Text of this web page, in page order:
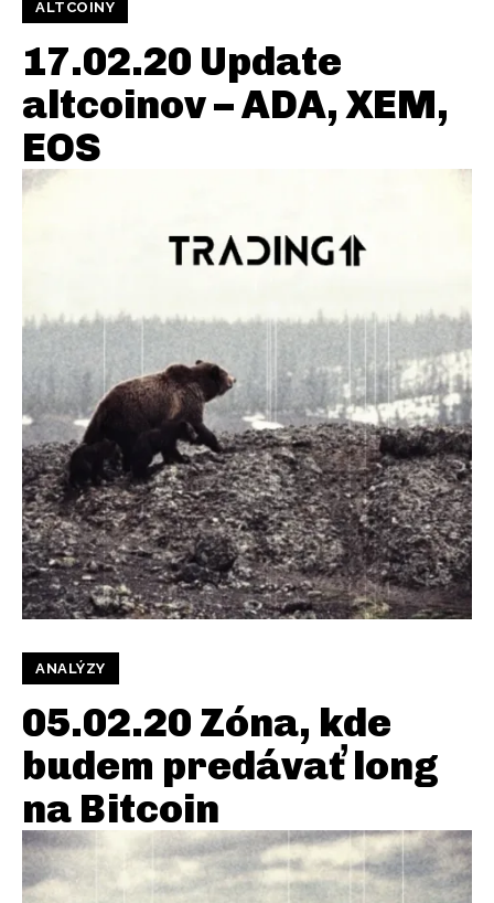
ALTCOINY
17.02.20 Update
altcoinov – ADA, XEM,
EOS
ANALÝZY
05.02.20 Zóna, kde
budem predávať long
na Bitcoin